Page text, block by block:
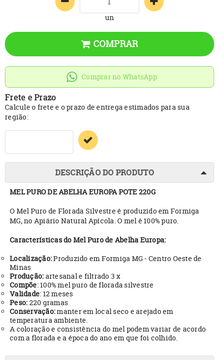
un
COMPRAR
Comprar no WhatsApp
Frete e Prazo
Calcule o frete e o prazo de entrega estimados para sua
região:
DESCRIÇÃO DO PRODUTO
MEL PURO DE ABELHA EUROPA POTE 220G
O Mel Puro de Florada Silvestre é produzido em Formiga
MG, no Apiário Natural Apícola. O mel é 100% puro.
Características do Mel Puro de Abelha Europa:
Localização:Produzido em Formiga MG - Centro Oeste de
Minas
Produção: artesanal e filtrado 3 x
Compõe: 100% mel puro de florada silvestre
Validade: 12 meses
Peso: 220 gramas
Conservação:manter em local seco e arejado em
temperatura ambiente.
A coloração e consistência do mel podem variar de acordo
com a florada e a época do ano em que foi colhido.